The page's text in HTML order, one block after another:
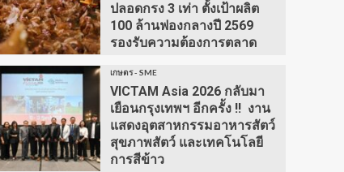
ปลอดกรง 3 เท่า ตั้งเป้าผลิต
100 ล้านฟองกลางปี 2569
รองรับความต้องการตลาด
เกษตร - SME
VICTAM Asia 2026 กลับมา
เยือนกรุงเทพฯ อีกครั้ง !! งาน
แสดงอุตสาหกรรมอาหารสัตว์
สุขภาพสัตว์ และเทคโนโลยี
การสีข้าว